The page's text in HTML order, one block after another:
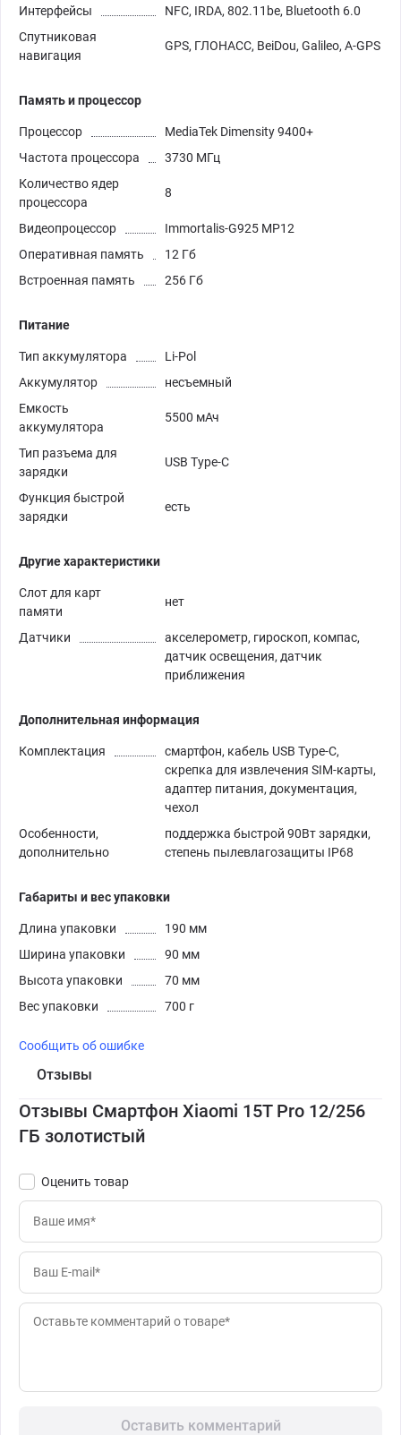
Интерфейсы
NFC, IRDA, 802.11be, Bluetooth 6.0
Спутниковая
навигация
GPS, ГЛОНАСС, BeiDou, Galileo, A-GPS
Память и процессор
Процессор
MediaTek Dimensity 9400+
Частота процессора
3730 МГц
Количество ядер
процессора
8
Видеопроцессор
Immortalis-G925 MP12
Оперативная память
12 Гб
Встроенная память
256 Гб
Питание
Тип аккумулятора
Li-Pol
Аккумулятор
несъемный
Емкость
аккумулятора
5500 мАч
Тип разъема для
зарядки
USB Type-C
Функция быстрой
зарядки
есть
Другие характеристики
Слот для карт
памяти
нет
Датчики
акселерометр, гироскоп, компас,
датчик освещения, датчик
приближения
Дополнительная информация
Комплектация
смартфон, кабель USB Type-C,
скрепка для извлечения SIM-карты,
адаптер питания, документация,
чехол
Особенности,
дополнительно
поддержка быстрой 90Вт зарядки,
степень пылевлагозащиты IP68
Габариты и вес упаковки
Длина упаковки
190 мм
Ширина упаковки
90 мм
Высота упаковки
70 мм
Вес упаковки
700 г
Сообщить об ошибке
Отзывы
Отзывы Смартфон Xiaomi 15T Pro 12/256
ГБ золотистый
Оценить товар
Оставить комментарий